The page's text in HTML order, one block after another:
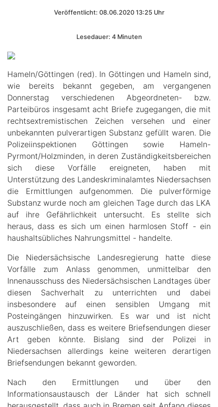
Veröffentlicht: 08.06.2020 13:25 Uhr
Lesedauer: 4 Minuten
Hameln/Göttingen (red). In Göttingen und Hameln sind,
wie bereits bekannt gegeben, am vergangenen
Donnerstag verschiedenen Abgeordneten- bzw.
Parteibüros insgesamt acht Briefe zugegangen, die mit
rechtsextremistischen Zeichen versehen und einer
unbekannten pulverartigen Substanz gefüllt waren. Die
Polizeiinspektionen Göttingen sowie Hameln-
Pyrmont/Holzminden, in deren Zuständigkeitsbereichen
sich diese Vorfälle ereigneten, haben mit
Unterstützung des Landeskriminalamtes Niedersachsen
die Ermittlungen aufgenommen. Die pulverförmige
Substanz wurde noch am gleichen Tage durch das LKA
auf ihre Gefährlichkeit untersucht. Es stellte sich
heraus, dass es sich um einen harmlosen Stoff - ein
haushaltsübliches Nahrungsmittel - handelte.
Die Niedersächsische Landesregierung hatte diese
Vorfälle zum Anlass genommen, unmittelbar den
Innenausschuss des Niedersächsischen Landtages über
diesen Sachverhalt zu unterrichten und dabei
insbesondere auf einen sensiblen Umgang mit
Posteingängen hinzuwirken. Es war und ist nicht
auszuschließen, dass es weitere Briefsendungen dieser
Art geben könnte. Bislang sind der Polizei in
Niedersachsen allerdings keine weiteren derartigen
Briefsendungen bekannt geworden.
Nach den Ermittlungen und über den
Informationsaustausch der Länder hat sich schnell